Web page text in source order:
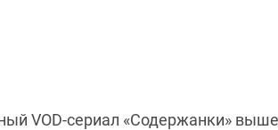
VOD-сериал «Содержанки»